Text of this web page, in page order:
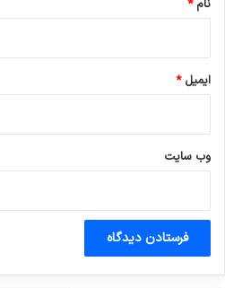
نام*
ایمیل*
وب‌ سایت